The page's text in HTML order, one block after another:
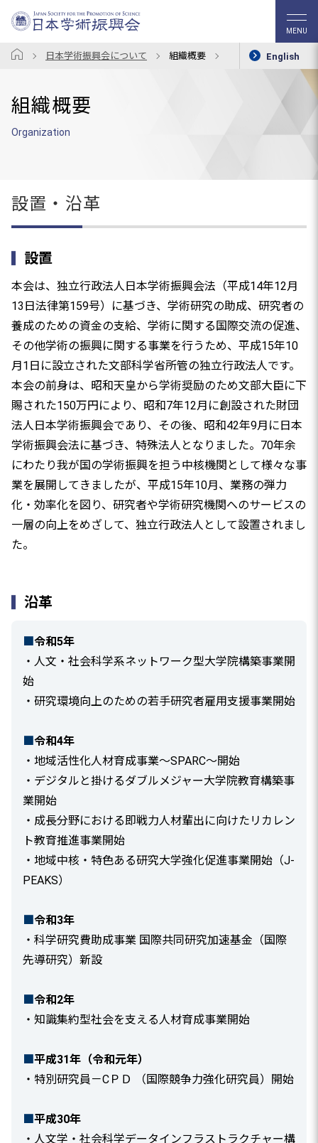
MENU
日本学術振興会について 組織概要 設置・沿革English
組織概要
Organization
設置・沿革
設置
本会は、独立行政法人日本学術振興会法（平成14年12月
13日法律第159号）に基づき、学術研究の助成、研究者の
養成のための資金の支給、学術に関する国際交流の促進、
その他学術の振興に関する事業を行うため、平成15年10
月1日に設立された文部科学省所管の独立行政法人です。
本会の前身は、昭和天皇から学術奨励のため文部大臣に下
賜された150万円により、昭和7年12月に創設された財団
法人日本学術振興会であり、その後、昭和42年9月に日本
学術振興会法に基づき、特殊法人となりました。70年余
にわたり我が国の学術振興を担う中核機関として様々な事
業を展開してきましたが、平成15年10月、業務の弾力
化・効率化を図り、研究者や学術研究機関へのサービスの
一層の向上をめざして、独立行政法人として設置されまし
た。
沿革
令和5年
・人文・社会科学系ネットワーク型大学院構築事業開
始
・研究環境向上のための若手研究者雇用支援事業開始
令和4年
・地域活性化人材育成事業～SPARC～開始
・デジタルと掛けるダブルメジャー大学院教育構築事
業開始
・成長分野における即戦力人材輩出に向けたリカレン
ト教育推進事業開始
・地域中核・特色ある研究大学強化促進事業開始（J-
PEAKS）
令和3年
・科学研究費助成事業 国際共同研究加速基⾦（国際
先導研究）新設
令和2年
・知識集約型社会を支える人材育成事業開始
平成31年（令和元年）
・特別研究員－CＰＤ （国際競争力強化研究員）開始
平成30年
・人文学・社会科学データインフラストラクチャー構